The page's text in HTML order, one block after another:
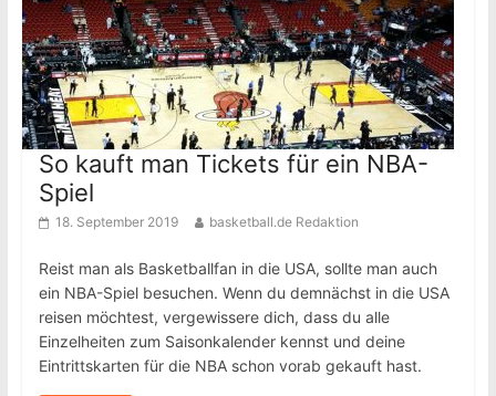
So kauft man Tickets für ein NBA-
Spiel
18. September 2019 basketball.de Redaktion
Reist man als Basketballfan in die USA, sollte man auch
ein NBA-Spiel besuchen. Wenn du demnächst in die USA
reisen möchtest, vergewissere dich, dass du alle
Einzelheiten zum Saisonkalender kennst und deine
Eintrittskarten für die NBA schon vorab gekauft hast.